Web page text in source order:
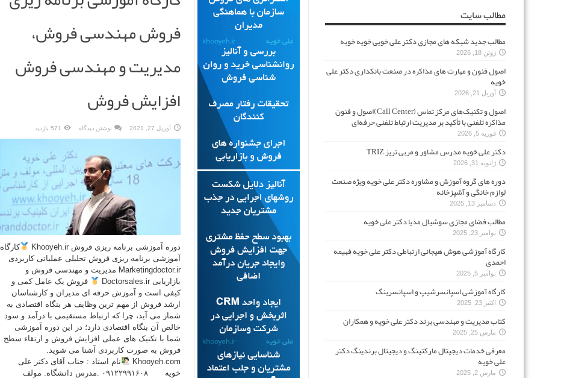
فروش مهندسی فروش،
مدیریت و مهندسی فروش
افزایش فروش
آوریل 27, 2021 نوشتن دیدگاه 571 بازدید
دوره آموزشی برنامه ریزی فروش Khooyeh.ir
کارگاه
آموزشی برنامه ریزی فروش تحلیلی عملیاتی کاربردی
Marketingdoctor.ir مدیریت و مهندسی فروش و
بازاریابی Doctorsales.ir
فروش یک عامل کمی و
کیفی است و آموزش حرفه ای مدیران و کارشناسان
ارشد فروش از مهم ترین وظایف هر بنگاه اقتصادی به
شمار می آید، چرا که ارتباط مستقیمی با درآمد و سود
خالص آن بنگاه اقتصادی دارد؛ در این دوره آموزشی
شما با تکنیک های عملی افزایش فروش و ارتقاء سطح
فروش به صورت کاربردی آشنا می شوید.
Khooyeh.com
نام استاد : جناب آقای دکتر علی
خویه ۰۹۱۲۲۹۹۱۶۰۸ .مدرس دانشگاه. مولف
مطالب سایت
مطالب جدید شبکه های مجازی دکتر علی خویی خویه خوبه
ژوئن 18, 2026
اصول فنون و مهارت های مذاکره در صنعت بانکداری دکتر علی
خویه
آوریل 21, 2026
اصول و تکنیک‌های مرکز تماس (Call Center)اصول و فنون
مذاکره تلفنی با تأکید بر مدیریت ارتباط تلفنی حرفه‌ای
فوریه 5, 2026
دکتر علی خویه مدرس مشاور و مربی تریز TRIZ
ژانویه 31, 2026
دوره های گروه آموزش و مشاوره دکتر علی خویه ویژه صنعت
لوازم خانگی و آشپزخانه
دسامبر 13, 2025
مطالب فضای مجازی سوشیال مدیا دکتر علی خویه
نوامبر 23, 2025
کارگاه آموزشی هوش هیجانی ارتباطی دکتر علی خویه فهیمه
احمدی
نوامبر 5, 2025
کارگاه آموزشی اسپانسرشیپ و اسپانسرینگ
اکتبر 23, 2025
کتاب مدیریت و مهندسی برند دکتر علی خویه و همکاران
مارس 25, 2025
معرفی خدمات دیجیتال مارکتینگ و دیجیتال برندینگ دکتر
علی خویه
مارس 2, 2025